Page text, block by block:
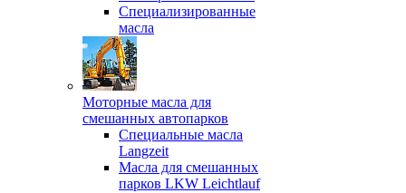
Специализированные
масла
Моторные масла для
смешанных автопарков
Специальные масла
Langzeit
Масла для смешанных
парков LKW Leichtlauf